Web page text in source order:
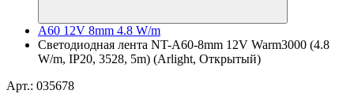
A60 12V 8mm 4.8 W/m
Светодиодная лента NT-A60-8mm 12V Warm3000 (4.8
W/m, IP20, 3528, 5m) (Arlight, Открытый)
Арт.: 035678